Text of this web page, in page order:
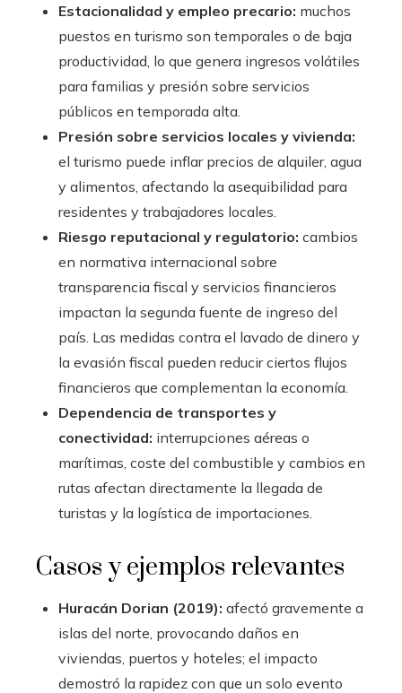
Estacionalidad y empleo precario: muchos
puestos en turismo son temporales o de baja
productividad, lo que genera ingresos volátiles
para familias y presión sobre servicios
públicos en temporada alta.
Presión sobre servicios locales y vivienda:
el turismo puede inflar precios de alquiler, agua
y alimentos, afectando la asequibilidad para
residentes y trabajadores locales.
Riesgo reputacional y regulatorio: cambios
en normativa internacional sobre
transparencia fiscal y servicios financieros
impactan la segunda fuente de ingreso del
país. Las medidas contra el lavado de dinero y
la evasión fiscal pueden reducir ciertos flujos
financieros que complementan la economía.
Dependencia de transportes y
conectividad: interrupciones aéreas o
marítimas, coste del combustible y cambios en
rutas afectan directamente la llegada de
turistas y la logística de importaciones.
Casos y ejemplos relevantes
Huracán Dorian (2019): afectó gravemente a
islas del norte, provocando daños en
viviendas, puertos y hoteles; el impacto
demostró la rapidez con que un solo evento